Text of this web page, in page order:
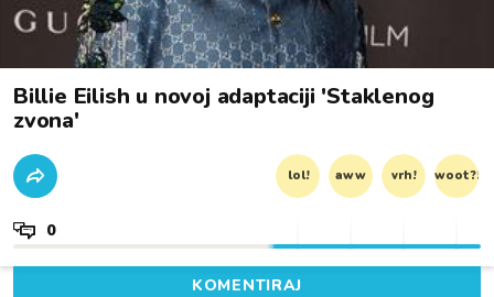
Billie Eilish u novoj adaptaciji 'Staklenog
zvona'
lol! aww vrh! woot?!
0
KOMENTIRAJ